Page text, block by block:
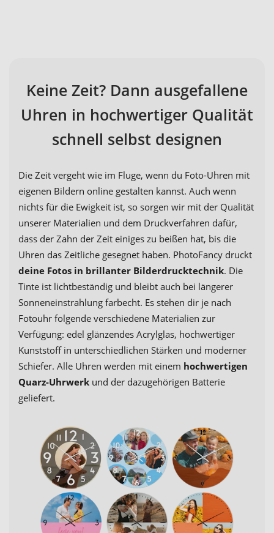
Keine Zeit? Dann ausgefallene
Uhren in hochwertiger Qualität
schnell selbst designen
Die Zeit vergeht wie im Fluge, wenn du Foto-Uhren mit
eigenen Bildern online gestalten kannst. Auch wenn
nichts für die Ewigkeit ist, so sorgen wir mit der Qualität
unserer Materialien und dem Druckverfahren dafür,
dass der Zahn der Zeit einiges zu beißen hat, bis die
Uhren das Zeitliche gesegnet haben. PhotoFancy druckt
deine Fotos in brillanter Bilderdrucktechnik. Die
Tinte ist lichtbeständig und bleibt auch bei längerer
Sonneneinstrahlung farbecht. Es stehen dir je nach
Fotouhr folgende verschiedene Materialien zur
Verfügung: edel glänzendes Acrylglas, hochwertiger
Kunststoff in unterschiedlichen Stärken und moderner
Schiefer. Alle Uhren werden mit einem hochwertigen
Quarz-Uhrwerk und der dazugehörigen Batterie
geliefert.